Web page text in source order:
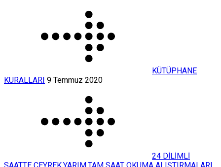
KÜTÜPHANE
KURALLARI 9 Temmuz 2020
24 DİLİMLİ